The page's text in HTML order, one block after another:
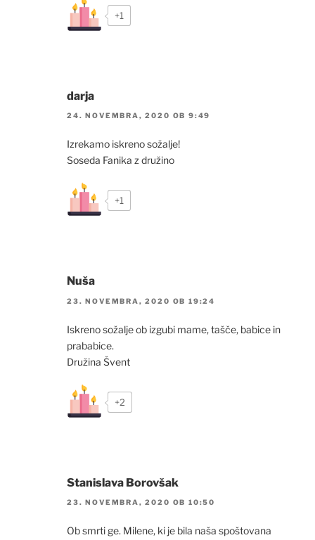
+1
darja
24. NOVEMBRA, 2020 OB 9:49
Izrekamo iskreno sožalje!
Soseda Fanika z družino
+1
Nuša
23. NOVEMBRA, 2020 OB 19:24
Iskreno sožalje ob izgubi mame, tašče, babice in
prababice.
Družina Švent
+2
Stanislava Borovšak
23. NOVEMBRA, 2020 OB 10:50
Ob smrti ge. Milene, ki je bila naša spoštovana